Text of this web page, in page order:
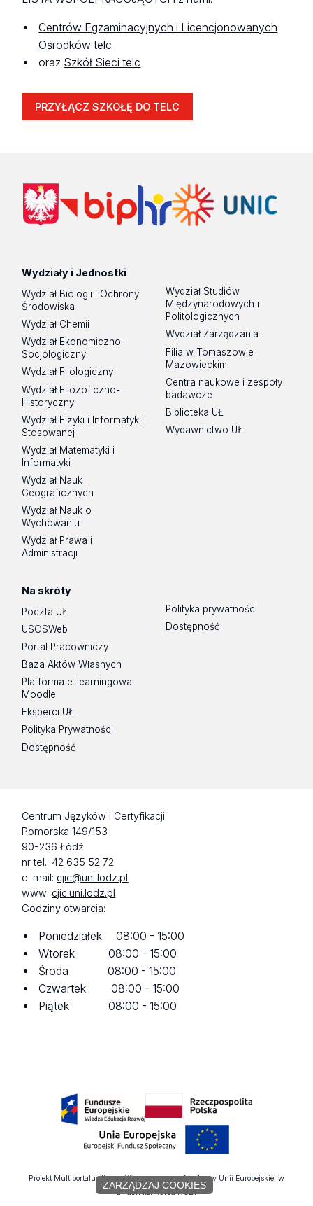
Centrów Egzaminacyjnych i Licencjonowanych
Ośrodków telc
oraz Szkół Sieci telc
PRZYŁĄCZ SZKOŁĘ DO TELC
Wydziały i Jednostki
Wydział Biologii i Ochrony
Środowiska
Wydział Chemii
Wydział Ekonomiczno-
Socjologiczny
Wydział Filologiczny
Wydział Filozoficzno-
Historyczny
Wydział Fizyki i Informatyki
Stosowanej
Wydział Matematyki i
Informatyki
Wydział Nauk
Geograficznych
Wydział Nauk o
Wychowaniu
Wydział Prawa i
Administracji
Wydział Studiów
Międzynarodowych i
Politologicznych
Wydział Zarządzania
Filia w Tomaszowie
Mazowieckim
Centra naukowe i zespoły
badawcze
Biblioteka UŁ
Wydawnictwo UŁ
Na skróty
Poczta UŁ
USOSWeb
Portal Pracowniczy
Baza Aktów Własnych
Platforma e-learningowa
Moodle
Eksperci UŁ
Polityka Prywatności
Dostępność
Polityka prywatności
Dostępność
Centrum Języków i Certyfikacji
Pomorska 149/153
90-236 Łódź
nr tel.: 42 635 52 72
e-mail: cjic@uni.lodz.pl
www: cjic.uni.lodz.pl
Godziny otwarcia:
Poniedziałek 08:00 - 15:00
Wtorek 08:00 - 15:00
Środa 08:00 - 15:00
Czwartek 08:00 - 15:00
Piątek 08:00 - 15:00
Projekt Multiportalu UŁ współfinansowany z funduszy Unii Europejskiej w
ramach konkursu NCBR
ZARZĄDZAJ COOKIES